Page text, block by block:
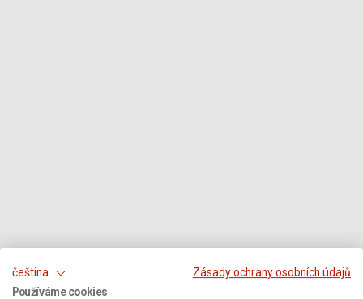
čeština
Zásady ochrany osobních údajů
Používáme cookies